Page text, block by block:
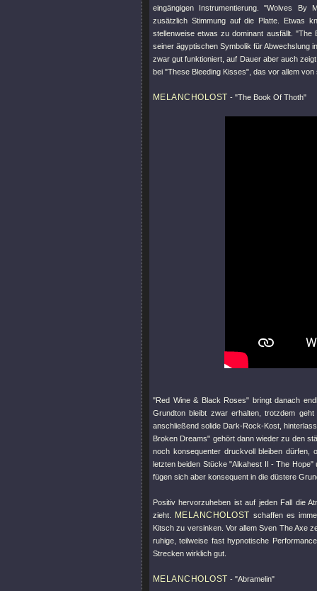
eingängigen Instrumentierung."Wolves By
zusätzlich Stimmung auf die Platte. Etwas
stellenweise etwas zu dominant ausfällt. "The
seiner ägyptischen Symbolik für Abwechslung
zwar gut funktioniert, auf Dauer aber auch
bei "These Bleeding Kisses" , das vor allem
MELANCHOLOST - "The Book Of Thoth"
"Red Wine & Black Roses" bringt danach
Grundton bleibt zwar erhalten, trotzdem
anschließend solide Dark-Rock-Kost,
Broken Dreams" gehört dann wieder zu den
noch konsequenter druckvoll bleiben dürfen,
letzten beiden Stücke"Alkahest II - The Hope"
fügen sich aber konsequent in die düstere
Positiv hervorzuheben ist auf jeden Fall die
zieht.
MELANCHOLOST schaffen es
Kitsch zu versinken. Vor allem Sven The Axe
ruhige, teilweise fast hypnotische
Strecken wirklich gut.
MELANCHOLOST - "Abramelin"